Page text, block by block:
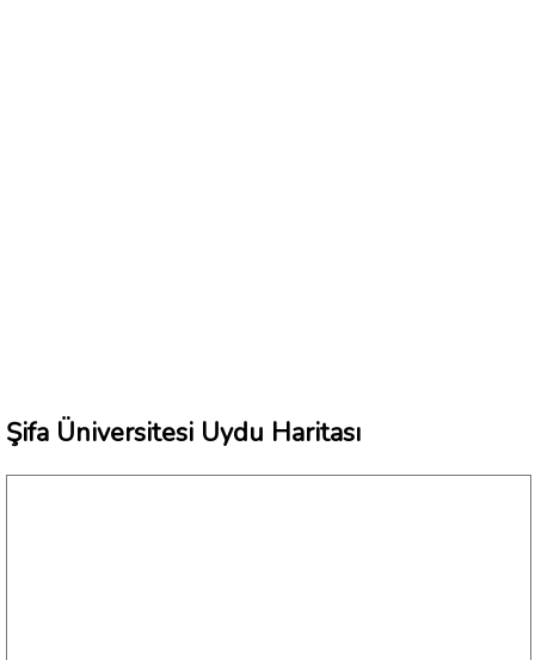
Şifa Üniversitesi Uydu Haritası